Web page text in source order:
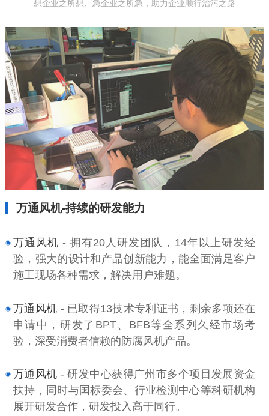
— 想企业之所想、急企业之所急，助力企业顺行治污之路 —
万通风机-持续的研发能力
万通风机 - 拥有20人研发团队，14年以上研发经
验，强大的设计和产品创新能力，能全面满足客户
施工现场各种需求，解决用户难题。
万通风机 - 已取得13技术专利证书，剩余多项还在
申请中，研发了BPT、BFB等全系列久经市场考
验，深受消费者信赖的防腐风机产品。
万通风机 - 研发中心获得广州市多个项目发展资金
扶持，同时与国标委会、行业检测中心等科研机构
展开研发合作，研发投入高于同行。